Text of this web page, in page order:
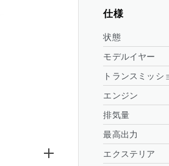
仕様
状態
モデルイヤー
トランスミッシ
エンジン
排気量
最高出力
エクステリア